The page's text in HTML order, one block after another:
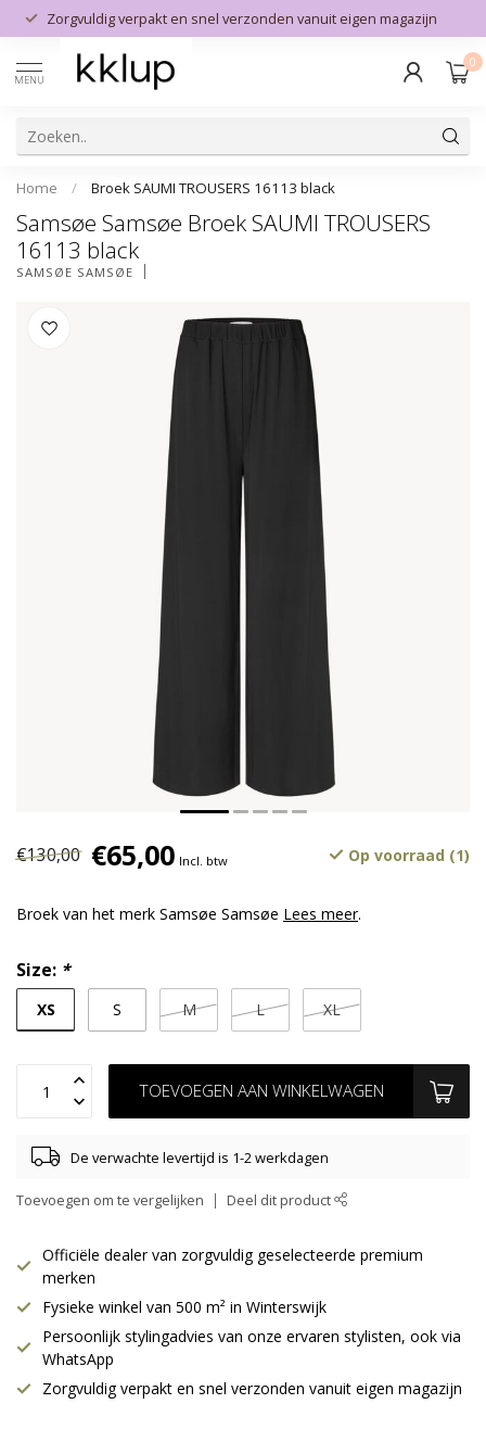
Zorgvuldig verpakt en snel verzonden vanuit eigen magazijn
MENU
0
Home / Broek SAUMI TROUSERS 16113 black
Samsøe Samsøe Broek SAUMI TROUSERS
16113 black
SAMSØE SAMSØE
€130,00 €65,00 Incl. btw Op voorraad (1)
Broek van het merk Samsøe Samsøe Lees meer.
Size: *
XS S M L XL
TOEVOEGEN AAN WINKELWAGEN
De verwachte levertijd is 1-2 werkdagen
Toevoegen om te vergelijken Deel dit product
Officiële dealer van zorgvuldig geselecteerde premium
merken
Fysieke winkel van 500 m² in Winterswijk
Persoonlijk stylingadvies van onze ervaren stylisten, ook via
WhatsApp
Zorgvuldig verpakt en snel verzonden vanuit eigen magazijn